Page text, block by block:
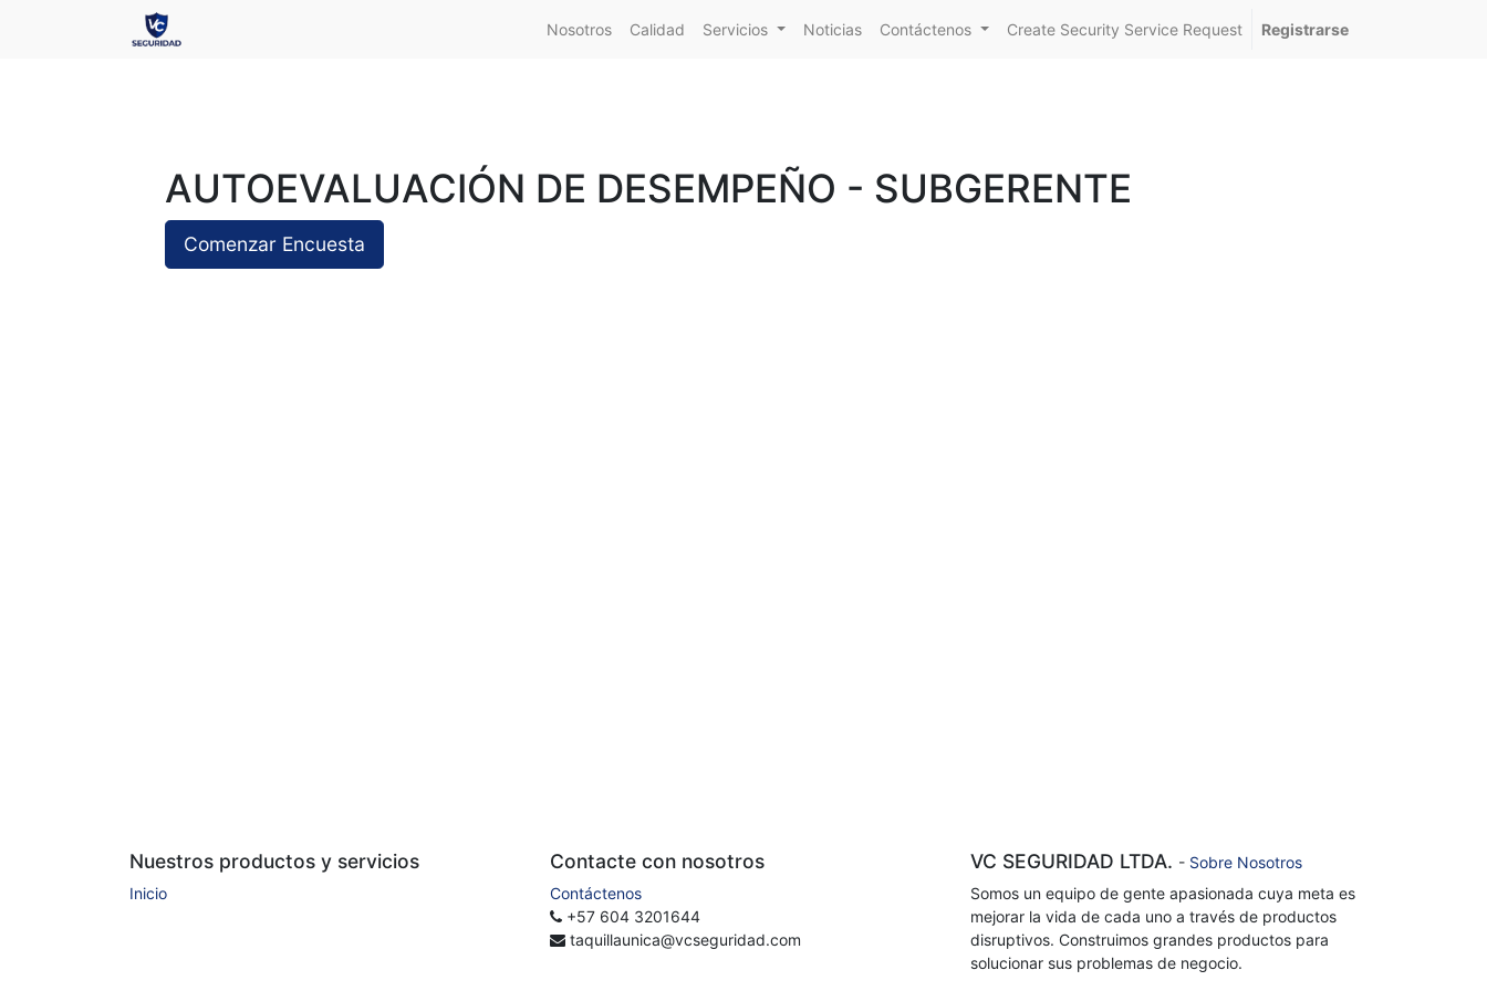
Nosotros Calidad Servicios Noticias Contáctenos Create Security Service Request Registrarse
AUTOEVALUACIÓN DE DESEMPEÑO - SUBGERENTE
Comenzar Encuesta
Nuestros productos y servicios
Inicio
Contacte con nosotros
Contáctenos
+57 604 3201644
taquillaunica@vcseguridad.com
VC SEGURIDAD LTDA. - Sobre Nosotros
Somos un equipo de gente apasionada cuya meta es
mejorar la vida de cada uno a través de productos
disruptivos. Construimos grandes productos para
solucionar sus problemas de negocio.